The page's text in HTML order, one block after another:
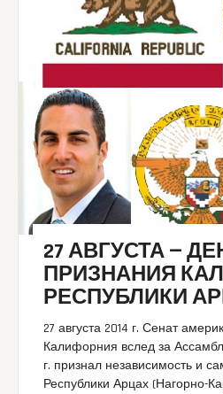
27 АВГУСТА —
ПРИЗНАНИЯ
РЕСПУБЛИКИ
27 августа 2014 г. Сенат
Калифорния вслед за
г. признал независимость и
Республики Арцах (Нагорно-